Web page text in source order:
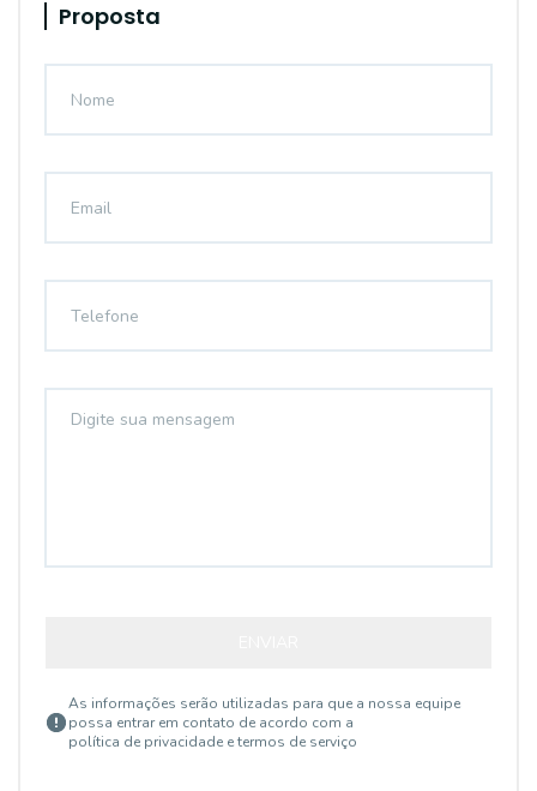
Proposta
As informações serão utilizadas para que a nossa equipe
possa entrar em contato de acordo com a
política de privacidade e termos de serviço